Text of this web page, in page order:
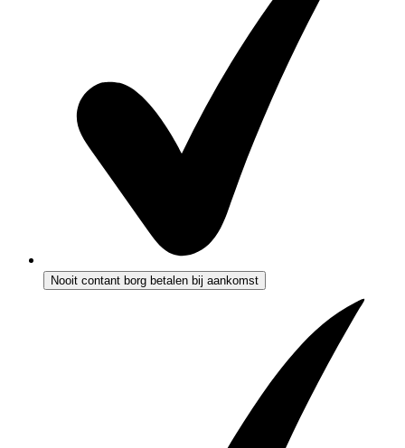
Nooit contant borg betalen bij aankomst